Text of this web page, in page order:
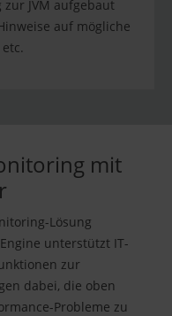
JVM aufgebaut
auf mögliche
mit
Lösung
unterstützt IT-
zur
dabei, die oben
Probleme zu